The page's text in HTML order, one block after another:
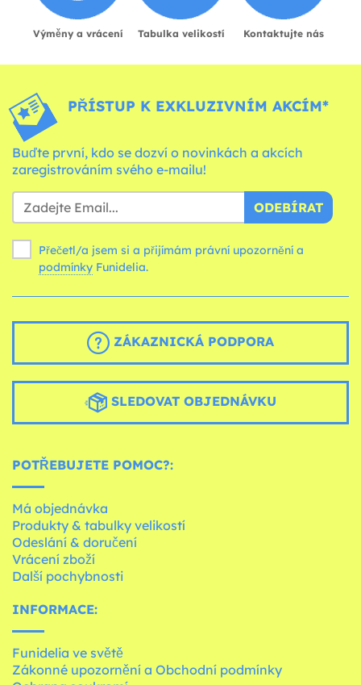
Výměny a vrácení Tabulka velikostí Kontaktujte nás
PŘÍSTUP K EXKLUZIVNÍM AKCÍM*
Buďte první, kdo se dozví o novinkách a akcích
zaregistrováním svého e-mailu!
ODEBÍRAT
Přečetl/a jsem si a přijímám právní upozornění a
podmínky Funidelia.
ZÁKAZNICKÁ PODPORA
SLEDOVAT OBJEDNÁVKU
POTŘEBUJETE POMOC?:
Má objednávka
Produkty & tabulky velikostí
Odeslání & doručení
Vrácení zboží
Další pochybnosti
INFORMACE:
Funidelia ve světě
Zákonné upozornění a Obchodní podmínky